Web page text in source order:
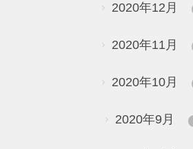
2020年12月
2020年11月
2020年10月
2020年9月